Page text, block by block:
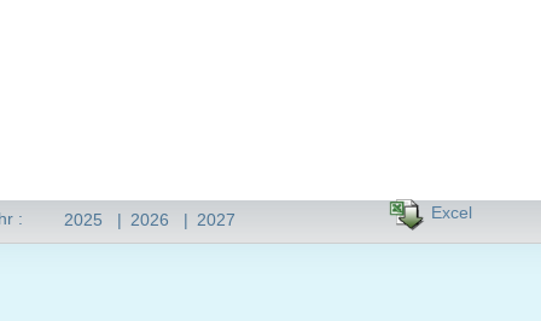
: 2025 | 2026 | 2027 Excel